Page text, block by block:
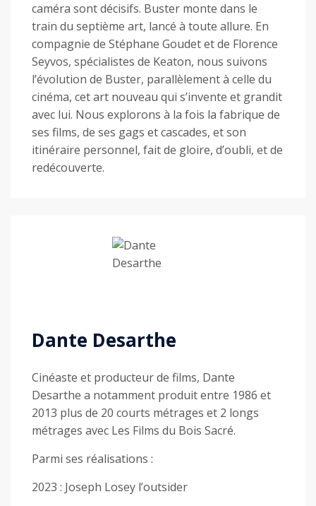
caméra sont décisifs. Buster monte dans le
train du septième art, lancé à toute allure. En
compagnie de Stéphane Goudet et de Florence
Seyvos, spécialistes de Keaton, nous suivons
l’évolution de Buster, parallèlement à celle du
cinéma, cet art nouveau qui s’invente et grandit
avec lui. Nous explorons à la fois la fabrique de
ses films, de ses gags et cascades, et son
itinéraire personnel, fait de gloire, d’oubli, et de
redécouverte.
Dante Desarthe
Cinéaste et producteur de films, Dante
Desarthe a notamment produit entre 1986 et
2013 plus de 20 courts métrages et 2 longs
métrages avec Les Films du Bois Sacré.
Parmi ses réalisations :
2023 : Joseph Losey l’outsider